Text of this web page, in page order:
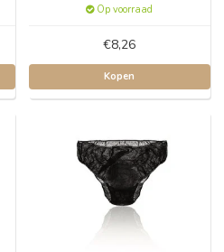
Op voorraad
€8,26
Kopen